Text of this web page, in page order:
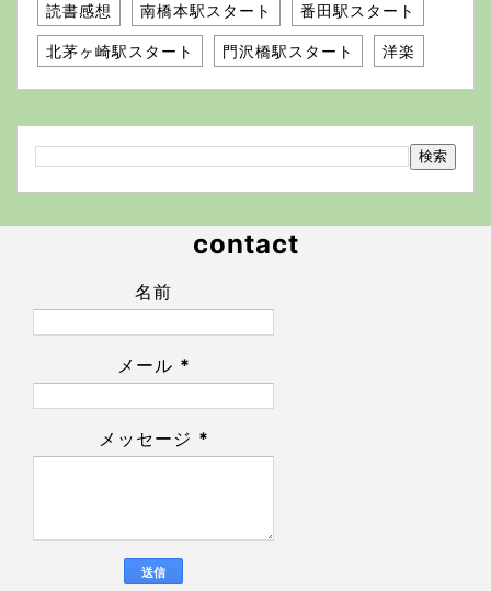
読書感想 南橋本駅スタート 番田駅スタート
北茅ヶ崎駅スタート 門沢橋駅スタート 洋楽
contact
名前
メール *
メッセージ *